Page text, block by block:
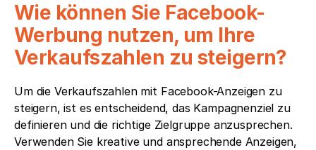
Wie können Sie Facebook-
Werbung nutzen, um Ihre
Verkaufszahlen zu steigern?
Um die Verkaufszahlen mit Facebook-Anzeigen zu
steigern, ist es entscheidend, das Kampagnenziel zu
definieren und die richtige Zielgruppe anzusprechen.
Verwenden Sie kreative und ansprechende Anzeigen,